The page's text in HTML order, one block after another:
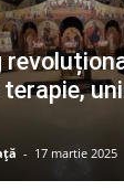
- 17 martie 2025